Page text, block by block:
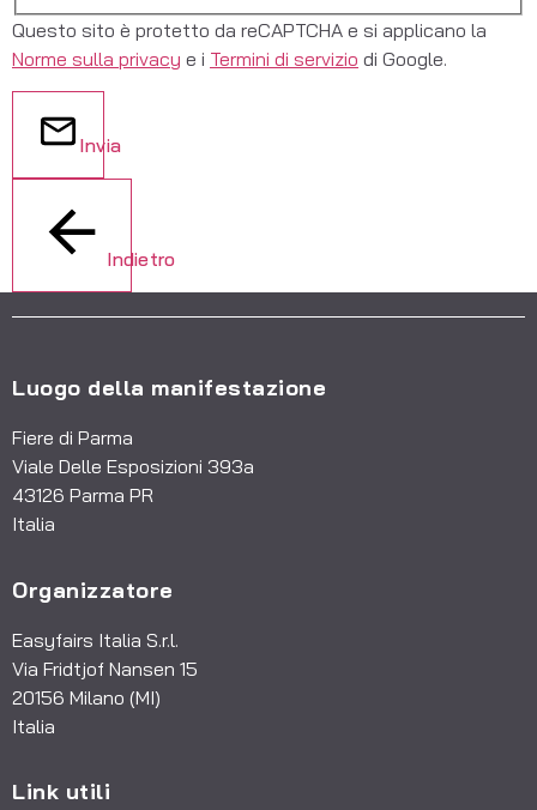
Questo sito è protetto da reCAPTCHA e si applicano la
Norme sulla privacy e i Termini di servizio di Google.
Invia
Indietro
Luogo della manifestazione
Fiere di Parma
Viale Delle Esposizioni 393a
43126 Parma PR
Italia
Organizzatore
Easyfairs Italia S.r.l.
Via Fridtjof Nansen 15
20156 Milano (MI)
Italia
Link utili